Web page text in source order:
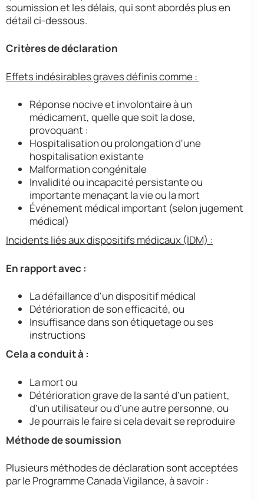
soumission et les délais, qui sont abordés plus en
détail ci-dessous.
Critères de déclaration
Effets indésirables graves définis comme :
Réponse nocive et involontaire à un
médicament, quelle que soit la dose,
provoquant :
Hospitalisation ou prolongation d'une
hospitalisation existante
Malformation congénitale
Invalidité ou incapacité persistante ou
importante menaçant la vie ou la mort
Événement médical important (selon jugement
médical)
Incidents liés aux dispositifs médicaux (IDM) :
En rapport avec :
La défaillance d'un dispositif médical
Détérioration de son efficacité, ou
Insuffisance dans son étiquetage ou ses
instructions
Cela a conduit à :
La mort ou
Détérioration grave de la santé d’un patient,
d’un utilisateur ou d’une autre personne, ou
Je pourrais le faire si cela devait se reproduire
Méthode de soumission
Plusieurs méthodes de déclaration sont acceptées
par le Programme Canada Vigilance, à savoir :